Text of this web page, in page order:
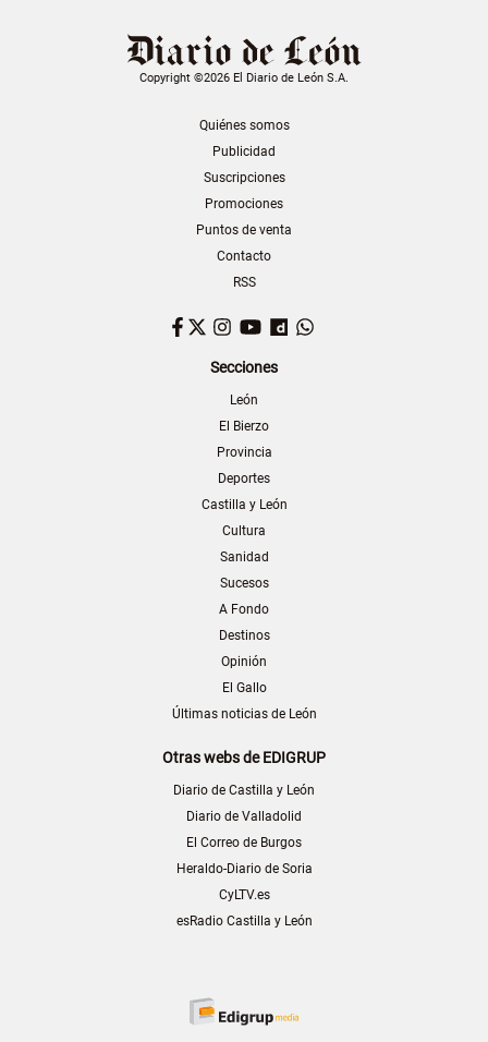
Copyright ©2026 El Diario de León S.A.
Quiénes somos
Publicidad
Suscripciones
Promociones
Puntos de venta
Contacto
RSS
Facebook
TwitterInstagram
YouTubeDailymotion
Secciones
León
El Bierzo
Provincia
Deportes
Castilla y León
Cultura
Sanidad
Sucesos
A Fondo
Destinos
Opinión
El Gallo
Últimas noticias de León
Otras webs de EDIGRUP
Diario de Castilla y León
Diario de Valladolid
El Correo de Burgos
Heraldo-Diario de Soria
CyLTV.es
esRadio Castilla y León